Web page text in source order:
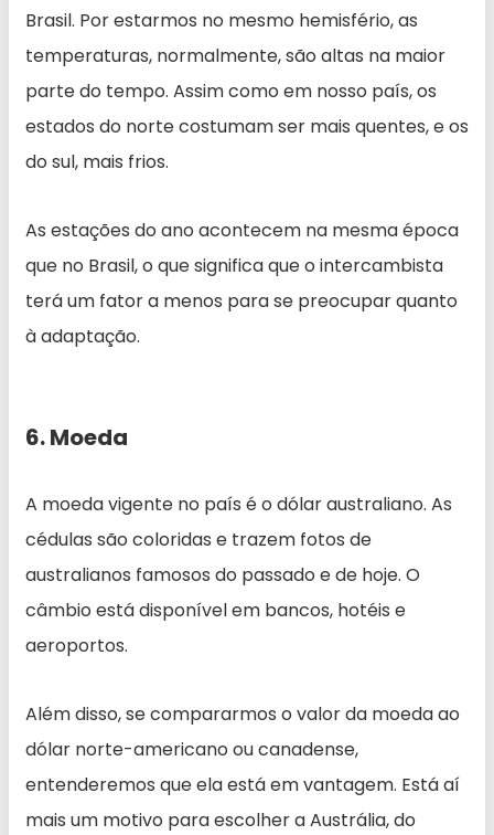
Brasil. Por estarmos no mesmo hemisfério, as
temperaturas, normalmente, são altas na maior
parte do tempo. Assim como em nosso país, os
estados do norte costumam ser mais quentes, e os
do sul, mais frios.
As estações do ano acontecem na mesma época
que no Brasil, o que significa que o intercambista
terá um fator a menos para se preocupar quanto
à adaptação.
6. Moeda
A moeda vigente no país é o dólar australiano. As
cédulas são coloridas e trazem fotos de
australianos famosos do passado e de hoje. O
câmbio está disponível em bancos, hotéis e
aeroportos.
Além disso, se compararmos o valor da moeda ao
dólar norte-americano ou canadense,
entenderemos que ela está em vantagem. Está aí
mais um motivo para escolher a Austrália, do